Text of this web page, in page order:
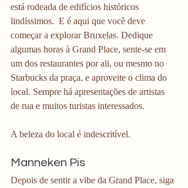
está rodeada de edifícios históricos
lindíssimos.  E é aqui que você deve
começar a explorar Bruxelas. Dedique
algumas horas à Grand Place, sente-se em
um dos restaurantes por ali, ou mesmo no
Starbucks da praça, e aproveite o clima do
local. Sempre há apresentações de artistas
de rua e muitos turistas interessados.
A beleza do local é indescritível.
Manneken Pis
Depois de sentir a vibe da Grand Place, siga